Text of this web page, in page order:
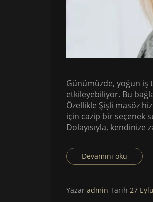
Günümüzde, yoğun iş
etkileyebiliyor. Bu
Özellikle Şişli masöz
için cazip bir seçenek
Dolayısıyla, kendinize
Devamını oku
Yazar admin Tarih 27